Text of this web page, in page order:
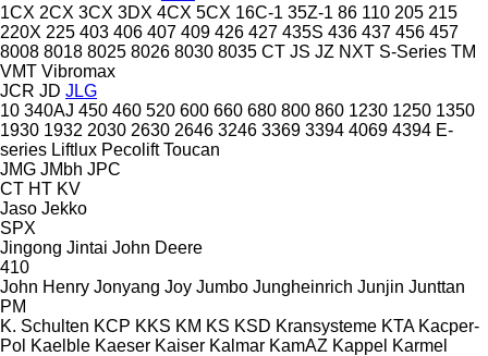
1CX 2CX 3CX 3DX 4CX 5CX 16C-1 35Z-1 86 110 205 215
220X 225 403 406 407 409 426 427 435S 436 437 456 457
8008 8018 8025 8026 8030 8035 CT JS JZ NXT S-Series TM
VMT Vibromax
JCR JD JLG
10 340AJ 450 460 520 600 660 680 800 860 1230 1250 1350
1930 1932 2030 2630 2646 3246 3369 3394 4069 4394 E-
series Liftlux Pecolift Toucan
JMG JMbh JPC
CT HT KV
Jaso Jekko
SPX
Jingong Jintai John Deere
410
John Henry Jonyang Joy Jumbo Jungheinrich Junjin Junttan
PM
K. Schulten KCP KKS KM KS KSD Kransysteme KTA Kacper-
Pol Kaelble Kaeser Kaiser Kalmar KamAZ Kappel Karmel